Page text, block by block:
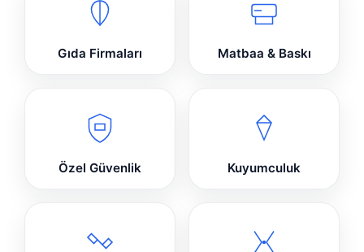
Gıda Firmaları Matbaa & Baskı
Özel Güvenlik Kuyumculuk